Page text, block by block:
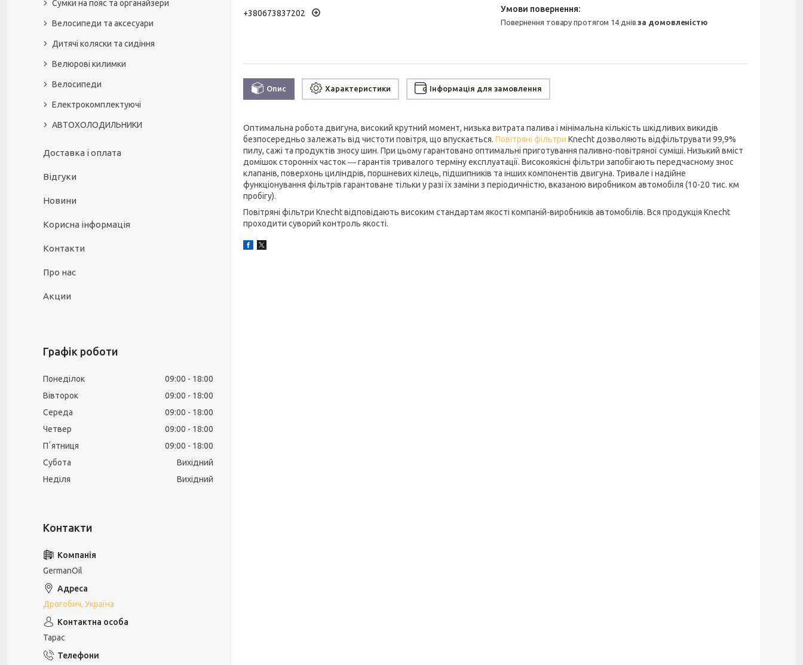
+380673837202
повернення товару протягом 14 днівза домовленістю
Опис Характеристики Інформація для замовлення
Оптимальна робота двигуна, високий крутний момент, низька витрата палива і мінімальна кількість шкідливих викидів
безпосередньо залежать від чистоти повітря, що впускається. Повітряні фільтри Knecht дозволяють відфільтрувати 99,9%
пилу, сажі та продуктів зносу шин. При цьому гарантовано оптимальні приготування паливно-повітряної суміші. Низький вміст
домішок сторонніх часток ― гарантія тривалого терміну експлуатації. Високоякісні фільтри запобігають передчасному знос
клапанів, поверхонь циліндрів, поршневих кілець, підшипників та інших компонентів двигуна. Тривале і надійне
функціонування фільтрів гарантоване тільки у разі їх заміни з періодичністю, вказаною виробником автомобіля (10-20 тис. км
пробігу).
Повітряні фільтри Knechtвідповідають високим стандартам якості компаній-виробників автомобілів. Вся продукція Knecht
проходити суворий контроль якості.
Сумки на пояс та органайзери
Велосипеди та аксесуари
Дитячі коляски та сидіння
Велюрові килимки
Велосипеди
Електрокомплектуючі
АВТОХОЛОДИЛЬНИКИ
Доставка і оплата
Відгуки
Новини
Корисна інформація
Контакти
Про нас
Акции
Графік роботи
Понеділок 09:00
18:00
Вівторок
09:00
18:00
Середа
09:00
18:00
Четвер
09:00
18:00
Пʼятниця
09:00
18:00
Субота
Вихідний
Неділя
Вихідний
GermanOil
Дрогобич, Україна
Тарас